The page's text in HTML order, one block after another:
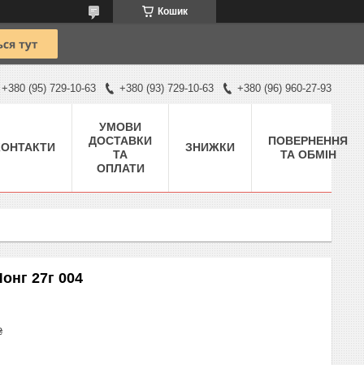
Кошик
+380 (95) 729-10-63 +380 (93) 729-10-63 +380 (96) 960-27-93
УМОВИ
ДОСТАВКИ
ТА
ОПЛАТИ
ЗНИЖКИ
ПОВЕРНЕННЯ
ТА ОБМІН
27г 004